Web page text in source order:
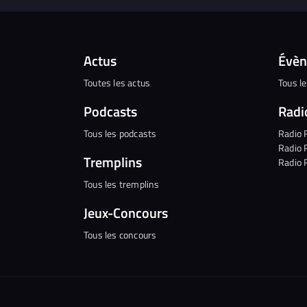
Actus
Toutes les actus
Podcasts
Tous les podcasts
Tremplins
Tous les tremplins
Jeux-Concours
Tous les concours
Tous
Radio
Radio
Radio